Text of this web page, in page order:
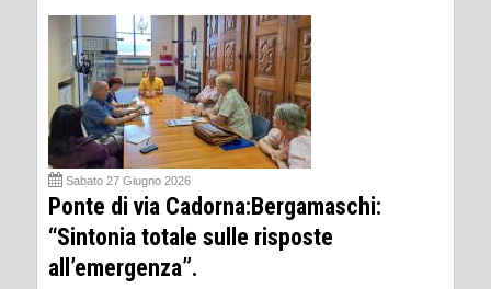
Sabato 27 Giugno 2026
Ponte di via Cadorna:Bergamaschi:
“Sintonia totale sulle risposte
all’emergenza”.